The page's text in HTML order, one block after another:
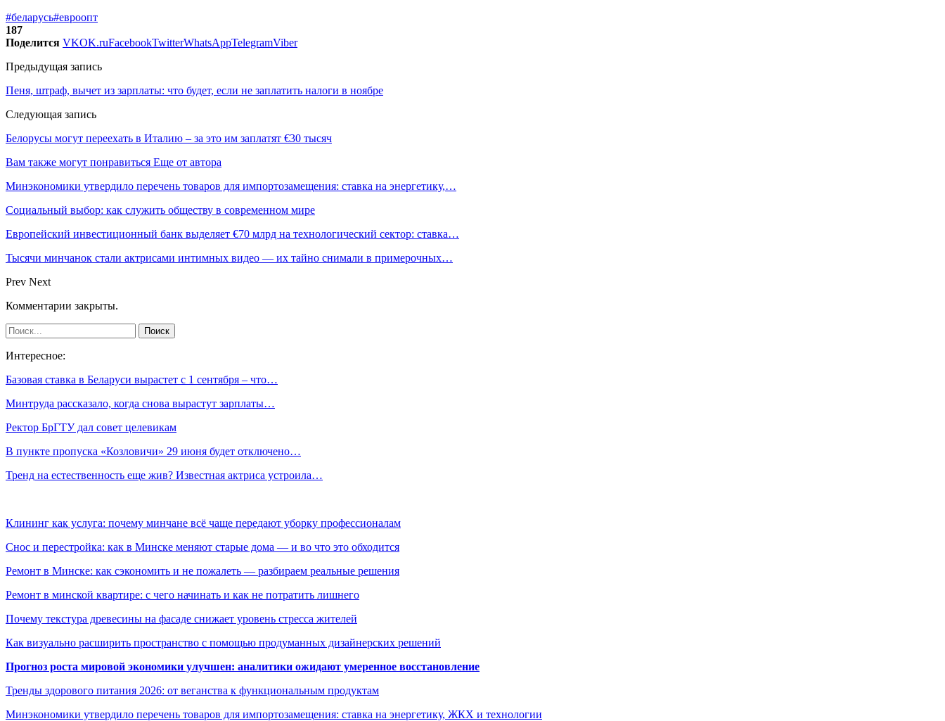
#беларусь#евроопт
187
Поделится VKOK.ruFacebookTwitterWhatsAppTelegramViber
Предыдущая запись
Пеня, штраф, вычет из зарплаты: что будет, если не заплатить налоги в ноябре
Следующая запись
Белорусы могут переехать в Италию – за это им заплатят €30 тысяч
Вам также могут понравиться Еще от автора
Минэкономики утвердило перечень товаров для импортозамещения: ставка на энергетику,…
Социальный выбор: как служить обществу в современном мире
Европейский инвестиционный банк выделяет €70 млрд на технологический сектор: ставка…
Тысячи минчанок стали актрисами интимных видео — их тайно снимали в примерочных…
Prev Next
Комментарии закрыты.
Интересное:
Базовая ставка в Беларуси вырастет с 1 сентября – что…
Минтруда рассказало, когда снова вырастут зарплаты…
Ректор БрГТУ дал совет целевикам
В пункте пропуска «Козловичи» 29 июня будет отключено…
Тренд на естественность еще жив? Известная актриса устроила…
Клининг как услуга: почему минчане всё чаще передают уборку профессионалам
Снос и перестройка: как в Минске меняют старые дома — и во что это обходится
Ремонт в Минске: как сэкономить и не пожалеть — разбираем реальные решения
Ремонт в минской квартире: с чего начинать и как не потратить лишнего
Почему текстура древесины на фасаде снижает уровень стресса жителей
Как визуально расширить пространство с помощью продуманных дизайнерских решений
Прогноз роста мировой экономики улучшен: аналитики ожидают умеренное восстановление
Тренды здорового питания 2026: от веганства к функциональным продуктам
Минэкономики утвердило перечень товаров для импортозамещения: ставка на энергетику, ЖКХ и технологии